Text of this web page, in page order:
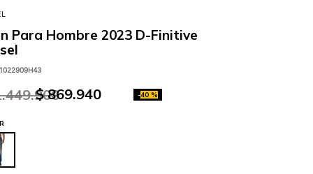
Para Hombre 2023 D-Finitive
.449.900
$ 869.940 -40 %